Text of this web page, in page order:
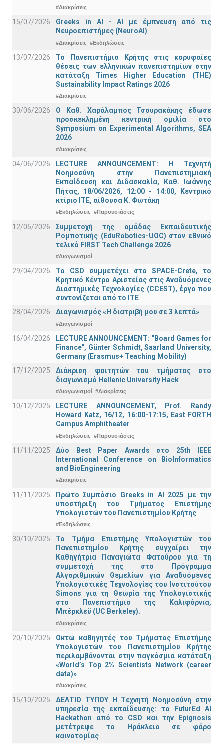
#Διακρίσεις
15/07/2026
Greeks in AI - ΑΙ με έμπνευση από τις
Νευροεπιστήμες (NeuroAI)
#Διακρίσεις #Εκδηλώσεις
13/07/2026
Το Πανεπιστήμιο Κρήτης στις κορυφαίες
θέσεις των ελληνικών πανεπιστημίων στην
κατάταξη Times Higher Education (ΤΗΕ)
Sustainability Impact Ratings 2026
#Διακρίσεις
30/06/2026
Ο Καθ. Χαράλαμπος Τσουρακάκης έδωσε
προσκεκλημένη κεντρική ομιλία στο
Symposium on Experimental Algorithms, SEA
2026
#Διακρίσεις
04/06/2026
LECTURE ANNOUNCEMENT: Η Τεχνητή
Νοημοσύνη στην Πανεπιστημιακή
Εκπαίδευση και Διδασκαλία, Καθ. Ιωάννης
Πήτας, 18/06/2026, 12:00 - 14:00, Κεντρικό
κτίριο ΙΤΕ, αίθουσα Κ. Φωτάκη
#Εκδηλώσεις #Παρουσιάσεις
12/05/2026
Συμμετοχή της ομάδας Εκπαιδευτικής
Ρομποτικής (EduRobotics-UOC) στον εθνικό
τελικό FIRST Tech Challenge 2026
#Διαγωνισμοί
29/04/2026
Το CSD συμμετέχει στο SPACE-Crete, το
Κρητικό Κέντρο Αριστείας στις Αναδυόμενες
Διαστημικές Τεχνολογίες (CCEST), έργο που
συντονίζεται από το ΙΤΕ
28/04/2026
Διαγωνισμός «Η διατριβή μου σε 3 λεπτά»
#Διαγωνισμοί
16/04/2026
LECTURE ANNOUNCEMENT: "Board Games for
Finance", Günter Schmidt, Saarland University,
Germany (Erasmus+ Teaching Mobility)
17/12/2025
Διάκριση φοιτητών του τμήματος στο
διαγωνισμό Hellenic University Hack
#Διαγωνισμοί #Διακρίσεις
10/12/2025
LECTURE ANNOUNCEMENT, Prof. Randy
Howard Katz, 16/12, 16:00-17:15, East FORTH
Campus Amphitheater
#Εκδηλώσεις #Παρουσιάσεις
11/11/2025
Δύο Best Paper Awards στο 25th IEEE
International Conference on BioInformatics
and BioEngineering
#Διακρίσεις
11/11/2025
Πρώτο Συμπόσιο Greeks in AI 2025 με την
υποστήριξη του Τμήματος Επιστήμης
Υπολογιστών του Πανεπιστημίου Κρήτης
#Εκδηλώσεις
30/10/2025
Το Τμήμα Επιστήμης Υπολογιστών του
Πανεπιστημίου Κρήτης συγχαίρει την
Καθηγήτρια Παναγιώτα Φατούρου για τη
συμμετοχή της στο Πρόγραμμα
Αλγοριθμικών Θεμελίων για Αναδυόμενες
Υπολογιστικές Τεχνολογίες του Ινστιτούτου
Simons για τη Θεωρία της Υπολογιστικής
στο Πανεπιστήμιο της Καλιφόρνια,
Μπέρκλεϋ (UC Berkeley).
#Διακρίσεις
20/10/2025
Οκτώ καθηγητές του Τμήματος Επιστήμης
Υπολογιστών του Πανεπιστημίου Κρήτης
περιλαμβάνονται στην παγκόσμια κατάταξη
«World’s Top 2% Scientists Network (career
data)»
#Διακρίσεις
15/10/2025
ΔΕΛΤΙΟ ΤΥΠΟΥ H Tεχνητή Νοημοσύνη στην
υπηρεσία της εκπαίδευσης: το FuturEd AI
Hackathon από το CSD και την Epignosis
μετέτρεψε το Ηράκλειο σε φάρο
καινοτομίας